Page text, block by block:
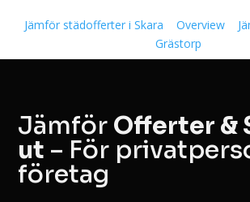
Jämför städofferter i Skara Overview
Grästorp
Jämför Offerter &
ut – För
företag